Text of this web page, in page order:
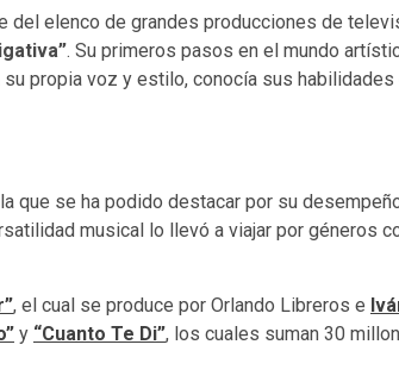
del elenco de grandes producciones de
. Su primeros pasos en el mundo
propia voz y estilo, conocía sus
que se ha podido destacar por su
musical lo llevó a viajar por géneros
, el cual se produce por Orlando Libreros e
y “Cuanto Te Di”, los cuales suman 30